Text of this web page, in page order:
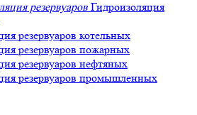
Гидроизоляция
резервуаров котельных
резервуаров пожарных
резервуаров нефтяных
резервуаров промышленных